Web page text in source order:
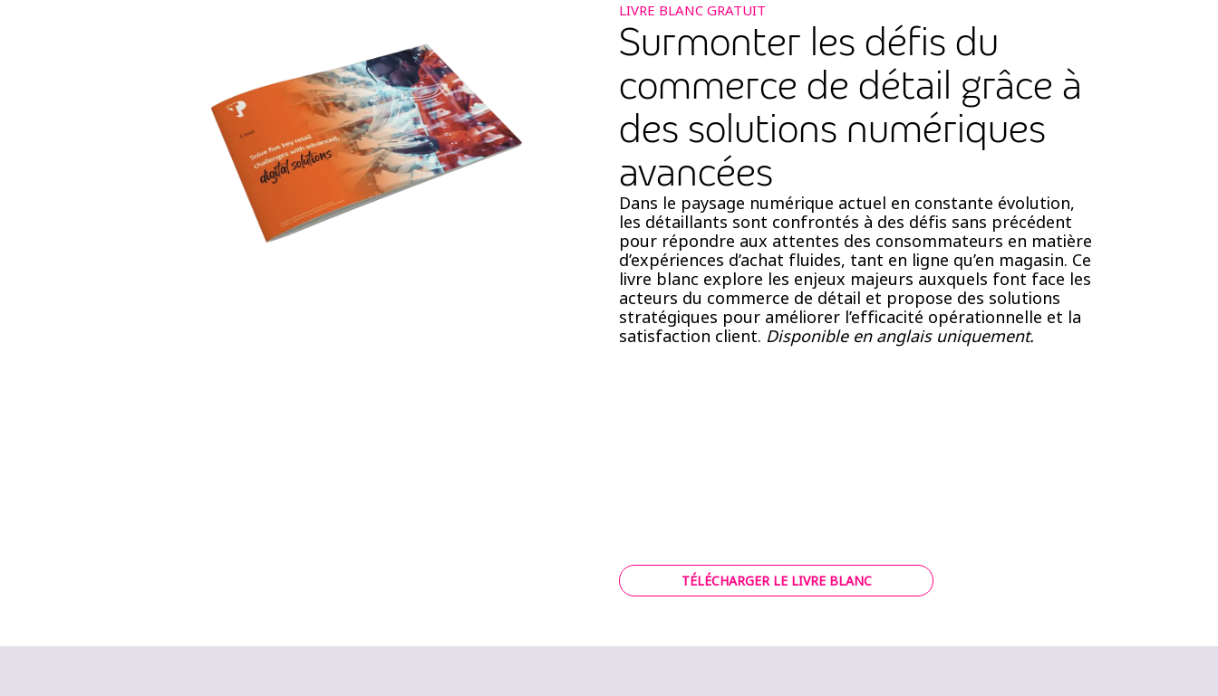
LIVRE BLANC GRATUIT
Surmonter les défis du
commerce de détail grâce à
des solutions numériques
avancées
Dans le paysage numérique actuel en constante évolution,
les détaillants sont confrontés à des défis sans précédent
pour répondre aux attentes des consommateurs en matière
d’expériences d’achat fluides, tant en ligne qu’en magasin. Ce
livre blanc explore les enjeux majeurs auxquels font face les
acteurs du commerce de détail et propose des solutions
stratégiques pour améliorer l’efficacité opérationnelle et la
satisfaction client. Disponible en anglais uniquement.
TÉLÉCHARGER LE LIVRE BLANC